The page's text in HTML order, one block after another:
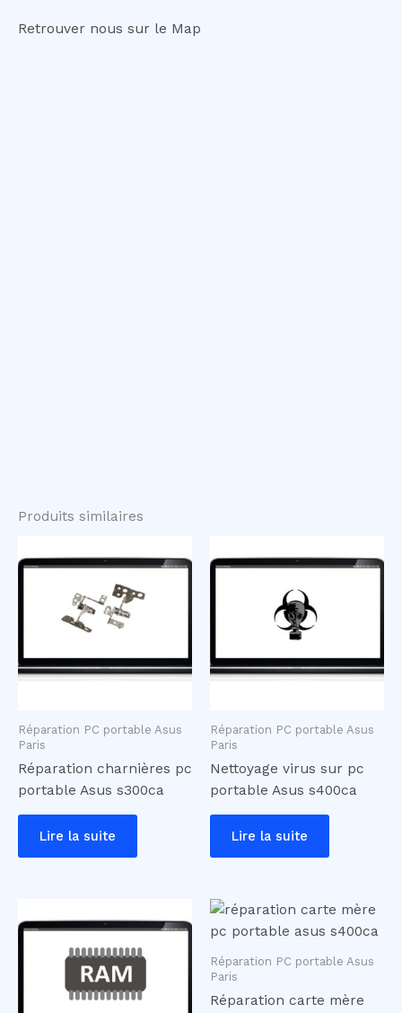
Retrouver nous sur le Map
Produits similaires
Réparation PC portable Asus
Paris
Réparation charnières pc
portable Asus s300ca
Lire la suite
Réparation PC portable Asus
Paris
Nettoyage virus sur pc
portable Asus s400ca
Lire la suite
Réparation PC portable Asus
Paris
Réparation carte mère